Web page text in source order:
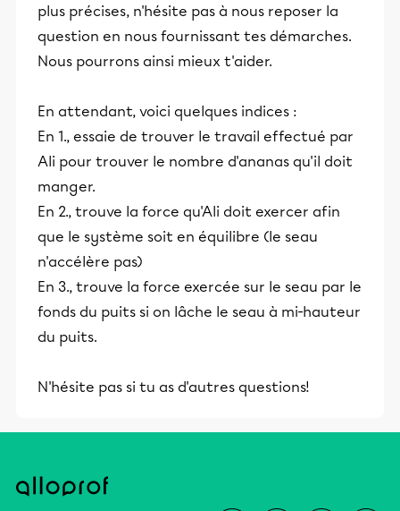
plus précises, n'hésite pas à nous reposer la
question en nous fournissant tes démarches.
Nous pourrons ainsi mieux t'aider.
En attendant, voici quelques indices :
En 1., essaie de trouver le travail effectué par
Ali pour trouver le nombre d'ananas qu'il doit
manger.
En 2., trouve la force qu'Ali doit exercer afin
que le système soit en équilibre (le seau
n'accélère pas)
En 3., trouve la force exercée sur le seau par le
fonds du puits si on lâche le seau à mi-hauteur
du puits.
N'hésite pas si tu as d'autres questions!